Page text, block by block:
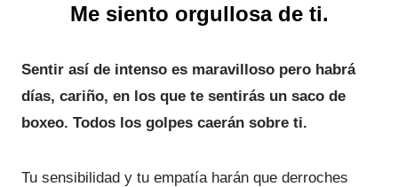
Me siento orgullosa de ti.
Sentir así de intenso es maravilloso pero habrá
días, cariño, en los que te sentirás un saco de
boxeo. Todos los golpes caerán sobre ti.
Tu sensibilidad y tu empatía harán que derroches